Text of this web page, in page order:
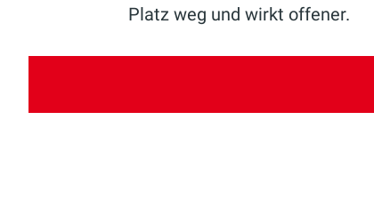
Platz weg und wirkt offener.